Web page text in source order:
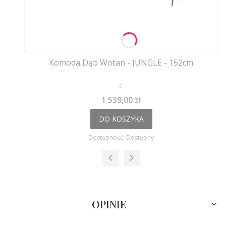
Komoda Dąb Wotan - JUNGLE - 152cm
PRODUCENT
C
Cena
1 539,00 zł
DO KOSZYKA
Dostępność: Dostępny
OPINIE